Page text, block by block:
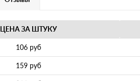
ЦЕНА ЗА ШТУКУ
106 руб
159 руб